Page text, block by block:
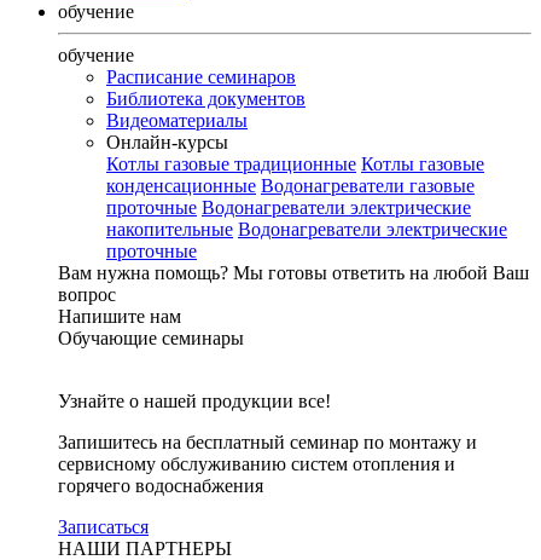
обучение
обучение
Расписание семинаров
Библиотека документов
Видеоматериалы
Онлайн-курсы
Котлы газовые традиционные Котлы газовые
конденсационные Водонагреватели газовые
проточные Водонагреватели электрические
накопительные Водонагреватели электрические
проточные
Вам нужна помощь? Мы готовы ответить на любой Ваш
вопрос
Напишите нам
Обучающие семинары
Узнайте о нашей продукции все!
Запишитесь на бесплатный семинар по монтажу и
сервисному обслуживанию систем отопления и
горячего водоснабжения
Записаться
НАШИ ПАРТНЕРЫ